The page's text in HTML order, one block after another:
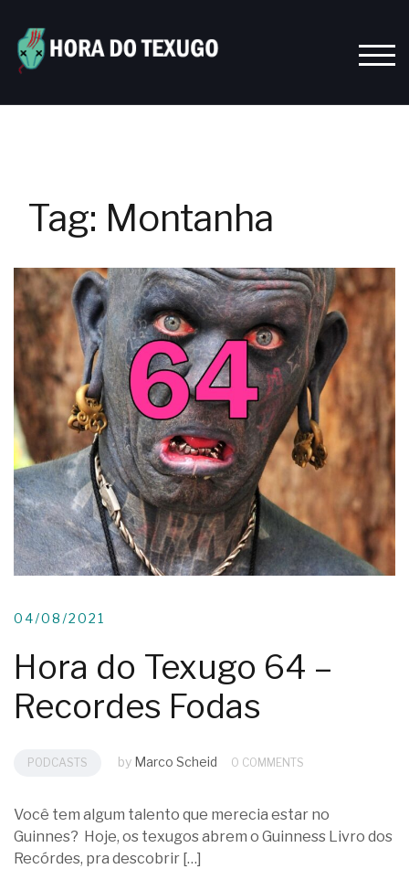
content
Tag: Montanha
04/08/2021
Hora do Texugo 64 –
Recordes Fodas
PODCASTS by Marco Scheid 0 COMMENTS
Você tem algum talento que merecia estar no
Guinnes? Hoje, os texugos abrem o Guinness Livro dos
Recórdes, pra descobrir […]